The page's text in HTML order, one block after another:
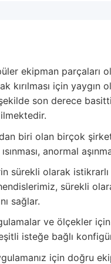
ekipman
için yaygın
son derece
biri olan birçok
anormal
sürekli olarak
sürekli
sağlar.
ve ölçekler
isteğe bağlı
için doğru